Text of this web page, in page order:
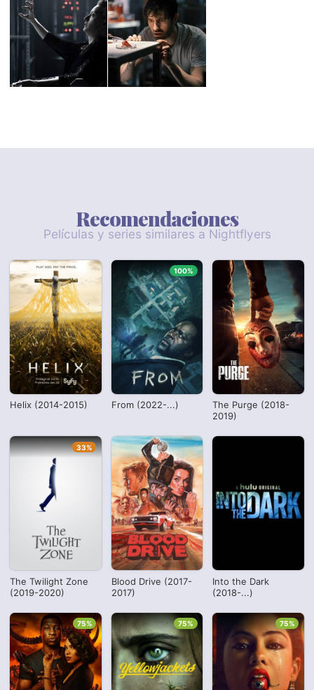
Recomendaciones
Películas y series similares a Nightflyers
Helix (2014-2015) From (2022-...)
100%
The Purge (2018-
2019)
The Twilight Zone
(2019-2020)
33%
Blood Drive (2017-
2017)
Into the Dark
(2018-...)
75% 75% 75%